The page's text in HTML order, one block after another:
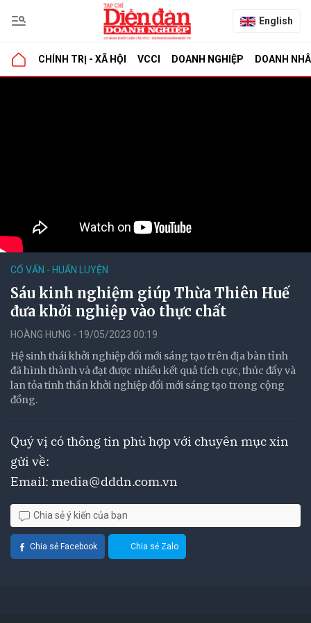
English
CHÍNH TRỊ - XÃ HỘI VCCI DOANH NGHIỆP DOANH
CỐ VẤN - HUẤN LUYỆN
Sáu kinh nghiệm giúp Thừa Thiên Huế
đưa khởi nghiệp vào thực chất
HOÀNG HƯNG - 19/05/2023 00:19
Hệ sinh thái khởi nghiệp đổi mới sáng tạo trên địa bàn tỉnh
đã hình thành và đạt được nhiều kết quả tích cực, thúc đẩy và
lan tỏa tinh thần khởi nghiệp đổi mới sáng tạo trong cộng
đồng.
Quý vị có thông tin phù hợp với chuyên mục xin
gửi về:
Email: media@dddn.com.vn
Chia sẻ ý kiến của bạn
Chia sẻ Facebook Chia sẻ Zalo